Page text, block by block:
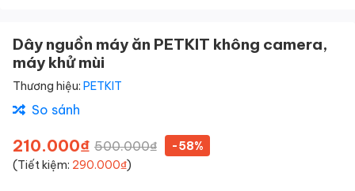
Dây nguồn máy ăn PETKIT không camera,
máy khử mùi
Thương hiệu: PETKIT
So sánh
210.000₫ 500.000₫
-58%
(Tiết kiệm: 290.000₫)